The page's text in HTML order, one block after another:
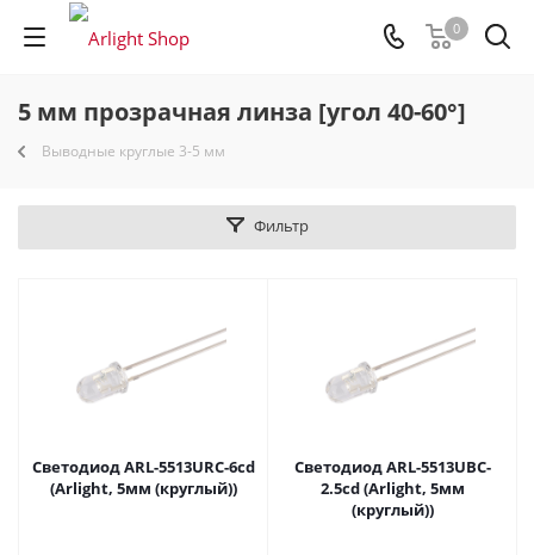
0
5 мм прозрачная линза [угол 40-60°]
Выводные круглые 3-5 мм
Фильтр
Светодиод ARL-5513URC-6cd
(Arlight, 5мм (круглый))
Светодиод ARL-5513UBC-
2.5cd (Arlight, 5мм
(круглый))